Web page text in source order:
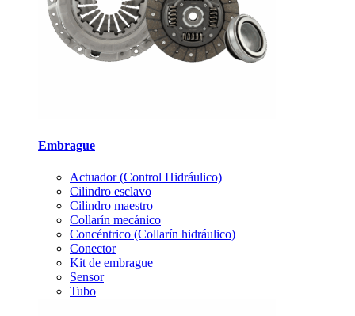
Embrague
Actuador (Control Hidráulico)
Cilindro esclavo
Cilindro maestro
Collarín mecánico
Concéntrico (Collarín hidráulico)
Conector
Kit de embrague
Sensor
Tubo